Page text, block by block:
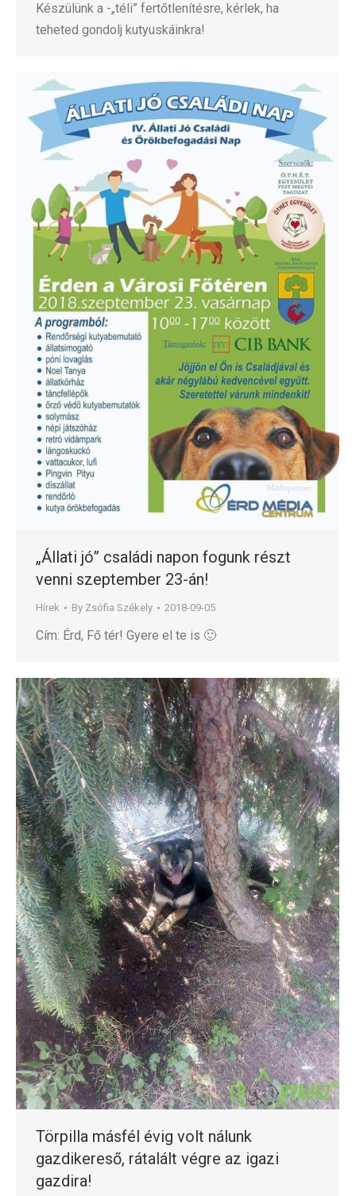
Készülünk a -„téli” fertőtlenítésre, kérlek, ha
teheted gondolj kutyuskáinkra!
„Állati jó” családi napon fogunk részt
venni szeptember 23-án!
Hírek By Zsófia Székely 2018-09-05
Cím: Érd, Fő tér! Gyere el te is 🙂
Törpilla másfél évig volt nálunk
gazdikereső, rátalált végre az igazi
gazdira!